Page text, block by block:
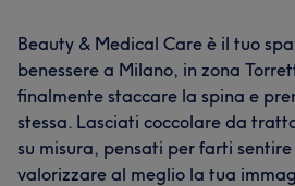
Beauty & Medical Care è il tuo
benessere a Milano, in zona
finalmente staccare la spina e
stessa. Lasciati coccolare da
su misura, pensati per farti
valorizzare al meglio la tua